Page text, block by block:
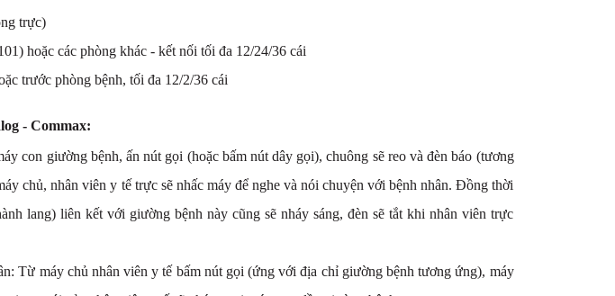
trực)
hoặc các phòng khác - kết nối tối đa 12/24/36 cái
trước phòng bệnh, tối đa 12/2/36 cái
- Commax:
con giường bệnh, ấn nút gọi (hoặc bấm nút dây gọi), chuông sẽ reo và đèn báo (tương
chủ, nhân viên y tế trực sẽ nhấc máy để nghe và nói chuyện với bệnh nhân. Đồng thời
lang) liên kết với giường bệnh này cũng sẽ nháy sáng, đèn sẽ tắt khi nhân viên trực
Từ máy chủ nhân viên y tế bấm nút gọi (ứng với địa chỉ giường bệnh tương ứng), máy